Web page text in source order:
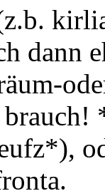
dann